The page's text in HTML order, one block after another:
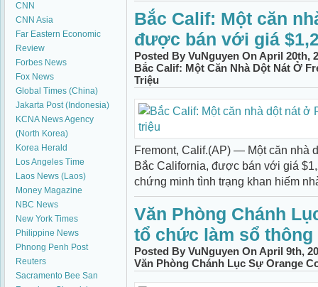
CNN
CNN Asia
Far Eastern Economic
Review
Forbes News
Fox News
Global Times (China)
Jakarta Post (Indonesia)
KCNA News Agency
(North Korea)
Korea Herald
Los Angeles Time
Laos News (Laos)
Money Magazine
NBC News
New York Times
Philippine News
Phnong Penh Post
Reuters
Sacramento Bee San
Bắc Calif: Một căn
được bán với giá
Posted By VuNguyen On April 20th,
Bắc Calif: Một Căn Nhà Dột Nát Ở
Triệu
Fremont, Calif.(AP) — Một căn nhà
Bắc California, được bán với giá
chứng minh tình trạng khan hiếm
Văn Phòng Chánh
tổ chức làm sổ thông
Posted By VuNguyen On April 9th,
Văn Phòng Chánh Lục Sự Orange